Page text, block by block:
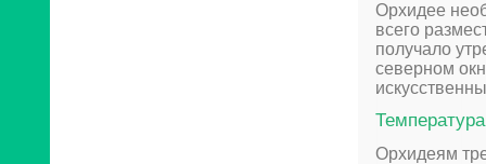
Орхидее
всего
получало
северном
Орхидеям